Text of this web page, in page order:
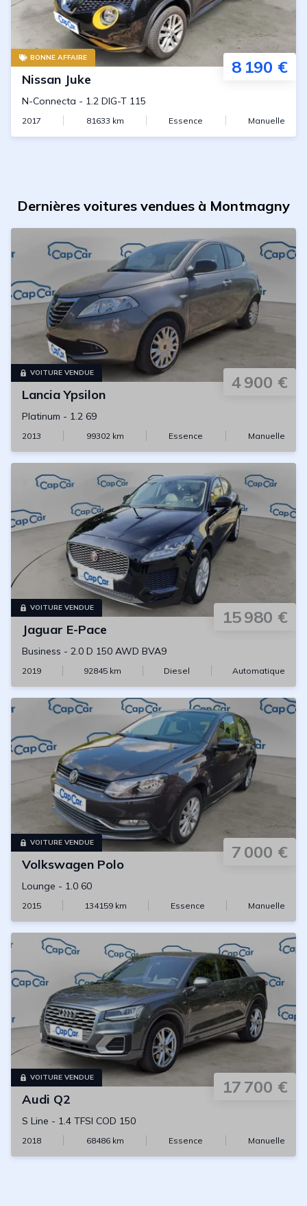
BONNE AFFAIRE 8 190 €
Nissan Juke
N-Connecta - 1.2 DIG-T 115
2017 81633 km Essence Manuelle
Dernières voitures vendues à Montmagny
VOITURE VENDUE 4 900 €
Lancia Ypsilon
Platinum - 1.2 69
2013 99302km Essence Manuelle
VOITURE VENDUE 15 980 €
Jaguar E-Pace
Business - 2.0 D 150 AWD BVA9
2019 92845 km Diesel Automatique
VOITURE VENDUE 7 000 €
Volkswagen Polo
Lounge - 1.0 60
2015 134159 km Essence Manuelle
VOITURE VENDUE 17 700 €
Audi Q2
S Line - 1.4 TFSI COD 150
2018 68486km Essence Manuelle